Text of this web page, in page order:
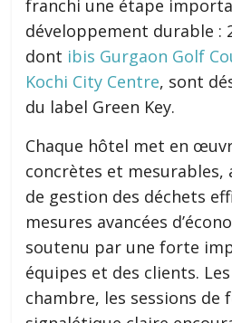
franchi une étape
développement durable :
dont ibis Gurgaon Golf
Kochi City Centre, sont
du label Green Key.
Chaque hôtel met en
concrètes et mesurables,
de gestion des déchets
mesures avancées
soutenu par une forte
équipes et des clients.
chambre, les sessions